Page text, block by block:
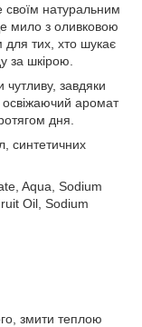
своїм натуральним
мило з оливковою
тих, хто шукає
за шкірою.
чутливу, завдяки
освіжаючий аромат
дня.
синтетичних
Aqua, Sodium
Oil, Sodium
змити теплою